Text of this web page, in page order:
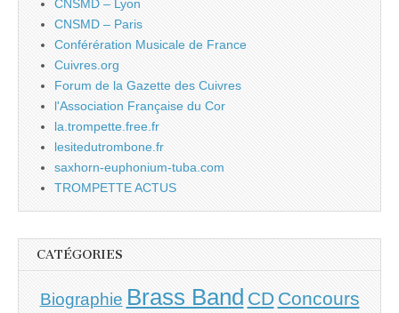
CNSMD – Lyon
CNSMD – Paris
Conférération Musicale de France
Cuivres.org
Forum de la Gazette des Cuivres
l'Association Française du Cor
la.trompette.free.fr
lesitedutrombone.fr
saxhorn-euphonium-tuba.com
TROMPETTE ACTUS
CATÉGORIES
Biographie Brass Band CD Concours